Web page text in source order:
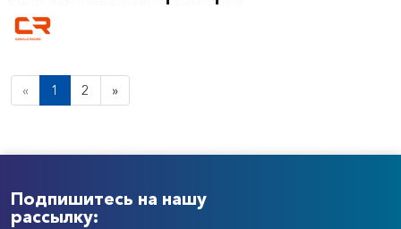
« 1 2 »
Подпишитесь на нашу
рассылку: